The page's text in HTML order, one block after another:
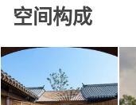
空间构成